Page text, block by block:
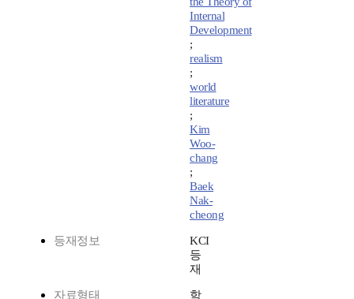
Internal
Development
;
realism
;
world
literature
;
Kim
Woo-
chang
;
Baek
Nak-
cheong
등재정보
KCI
등
재
자료형태 학